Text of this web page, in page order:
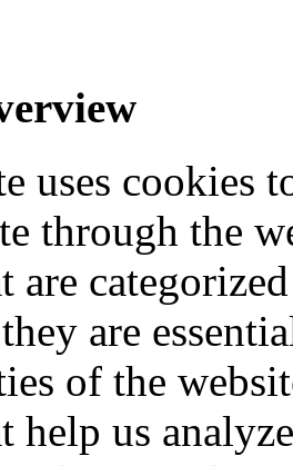
uses cookies
through the
are
are
of the
help us